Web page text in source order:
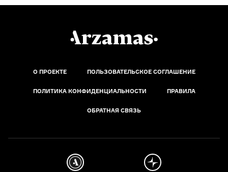
О ПРОЕКТЕ ПОЛЬЗОВАТЕЛЬСКОЕ СОГЛАШЕНИЕ
ПОЛИТИКА КОНФИДЕНЦИАЛЬНОСТИ ПРАВИЛА
ОБРАТНАЯ СВЯЗЬ